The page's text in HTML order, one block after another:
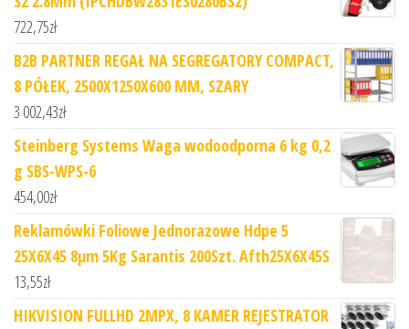
722,75zł
B2B PARTNER REGAŁ NA SEGREGATORY COMPACT,
8 PÓŁEK, 2500X1250X600 MM, SZARY
3 002,43zł
Steinberg Systems Waga wodoodporna 6 kg 0,2
g SBS-WPS-6
454,00zł
Reklamówki Foliowe Jednorazowe Hdpe 5
25X6X45 8µm 5Kg Sarantis 200Szt. Afth25X6X45S
13,55zł
HIKVISION FULLHD 2MPX, 8 KAMER REJESTRATOR